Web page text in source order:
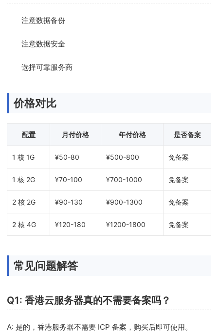
注意数据备份
注意数据安全
选择可靠服务商
价格对比
配置 月付价格 年付价格 是否备案
1 核 1G ¥50-80 ¥500-800 免备案
1 核 2G ¥70-100 ¥700-1000 免备案
2 核 2G ¥90-130 ¥900-1300 免备案
2 核 4G ¥120-180 ¥1200-1800 免备案
常见问题解答
Q1: 香港云服务器真的不需要备案吗？
A: 是的，香港服务器不需要 ICP 备案，购买后即可使用。